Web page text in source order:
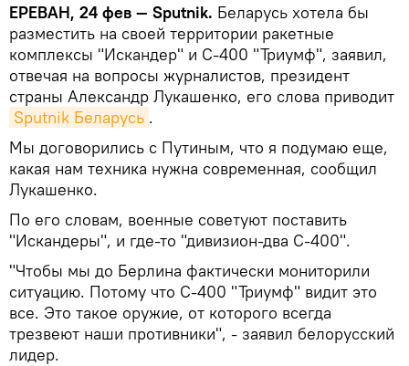
ЕРЕВАН, 24 фев — Sputnik. Беларусь хотела бы
разместить на своей территории ракетные
комплексы "Искандер" и С-400 "Триумф", заявил,
отвечая на вопросы журналистов, президент
страны Александр Лукашенко, его слова приводит
Sputnik Беларусь .
Мы договорились с Путиным, что я подумаю еще,
какая нам техника нужна современная, сообщил
Лукашенко.
По его словам, военные советуют поставить
"Искандеры", и где-то "дивизион-два С-400".
"Чтобы мы до Берлина фактически мониторили
ситуацию. Потому что С-400 "Триумф" видит это
все. Это такое оружие, от которого всегда
трезвеют наши противники", - заявил белорусский
лидер.